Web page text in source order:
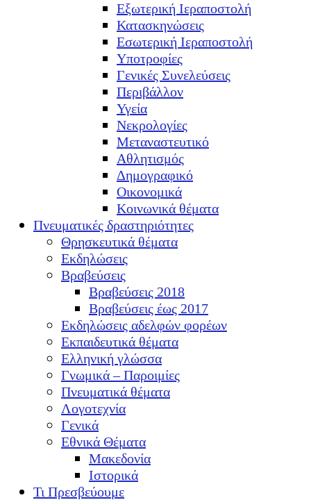
Εξωτερική Ιεραποστολή
Κατασκηνώσεις
Εσωτερική Ιεραποστολή
Υποτροφίες
Γενικές Συνελεύσεις
Περιβάλλον
Υγεία
Νεκρολογίες
Μεταναστευτικό
Αθλητισμός
Δημογραφικό
Οικονομικά
Κοινωνικά θέματα
Πνευματικές δραστηριότητες
Θρησκευτικά θέματα
Εκδηλώσεις
Βραβεύσεις
Βραβεύσεις 2018
Βραβεύσεις έως 2017
Εκδηλώσεις αδελφών φορέων
Εκπαιδευτικά θέματα
Ελληνική γλώσσα
Γνωμικά – Παροιμίες
Πνευματικά θέματα
Λογοτεχνία
Γενικά
Εθνικά Θέματα
Μακεδονία
Ιστορικά
Τι Πρεσβεύουμε